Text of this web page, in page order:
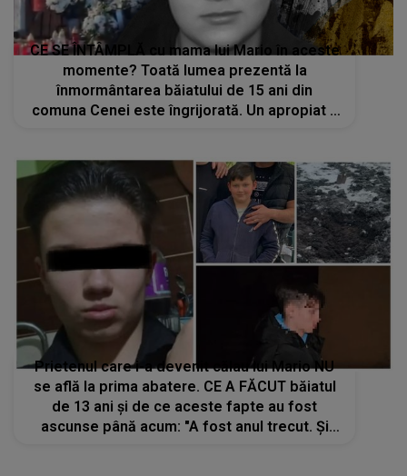
CE SE ÎNTÂMPLĂ cu mama lui Mario în aceste
momente? Toată lumea prezentă la
înmormântarea băiatului de 15 ani din
comuna Cenei este îngrijorată. Un apropiat a
Prietenul care i-a devenit călau lui Mario NU
se află la prima abatere. CE A FĂCUT băiatul
de 13 ani și de ce aceste fapte au fost
ascunse până acum: "A fost anul trecut. Şi